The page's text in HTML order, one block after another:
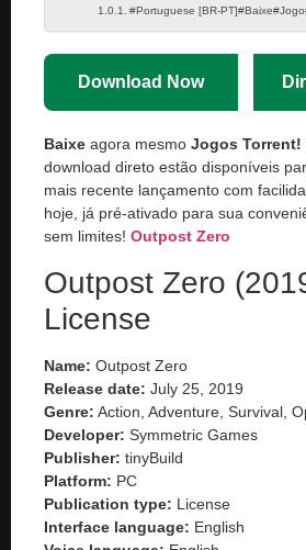
#Portuguese [BR-
Download Now
Baixe agora mesmo Jogos Torrent!
download direto estão disponíveis
mais recente lançamento com
hoje, já pré-ativado para sua
sem limites! Outpost Zero
Outpost Zero
License
Name: Outpost Zero
Release date: July 25, 2019
Genre: Action, Adventure, Survival,
Developer: Symmetric Games
Publisher: tinyBuild
Platform: PC
Publication type: License
Interface language: English